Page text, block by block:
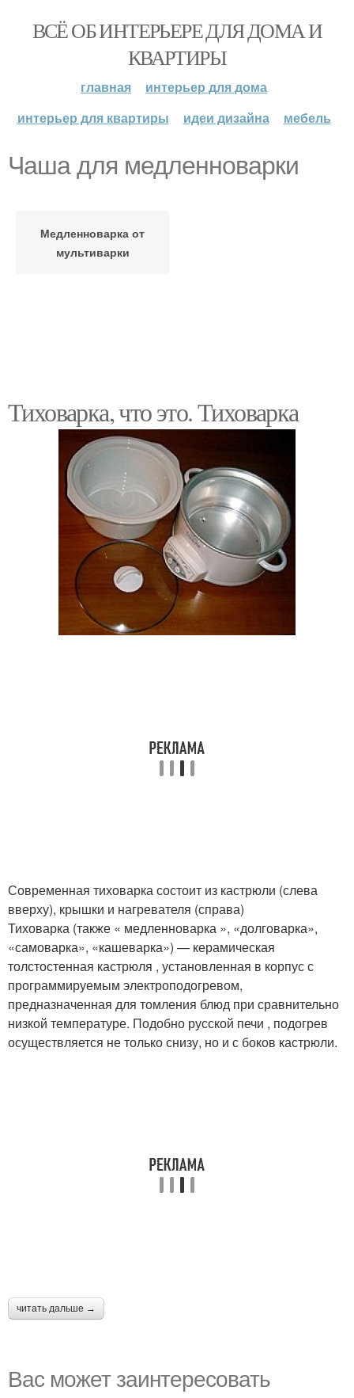
ВСЁ ОБ ИНТЕРЬЕРЕ ДЛЯ ДОМА И
КВАРТИРЫ
главная
интерьер для дома
интерьер для квартиры
идеи дизайна мебель
Чаша для медленноварки
Медленноварка от
мультиварки
Тиховарка, что это. Тиховарка
Современная тиховарка состоит из кастрюли (слева
вверху), крышки и нагревателя (справа)
Тиховарка (также « медленноварка », «долговарка»,
«самоварка», «кашеварка») — керамическая
толстостенная кастрюля , установленная в корпус с
программируемым электроподогревом,
предназначенная для томления блюд при сравнительно
низкой температуре. Подобно русской печи , подогрев
осуществляется не только снизу, но и с боков кастрюли.
читать дальше →
Вас может заинтересовать